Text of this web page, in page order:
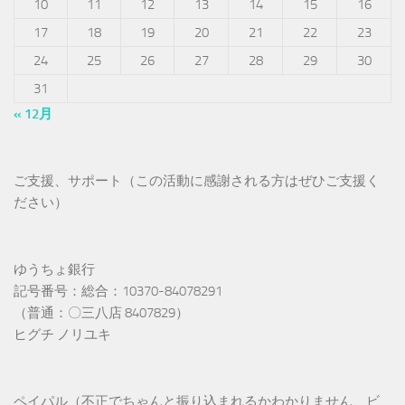
10 11 12 13 14 15
16
17
18 19 20 21 22
23
24
25 26 27 28 29
30
31
« 12月
ご支援、サポート（この活動に感謝される方はぜひご支援く
ださい）
ゆうちょ銀行
記号番号：総合：10370-84078291
（普通：〇三八店 8407829）
ヒグチ ノリユキ
ペイパル（不正でちゃんと振り込まれるかわかりません、ビ